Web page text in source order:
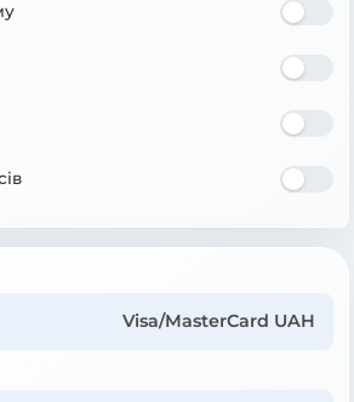
Visa/MasterCard UAH